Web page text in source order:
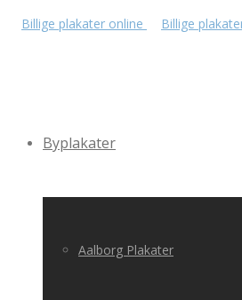
Byplakater
Aalborg Plakater